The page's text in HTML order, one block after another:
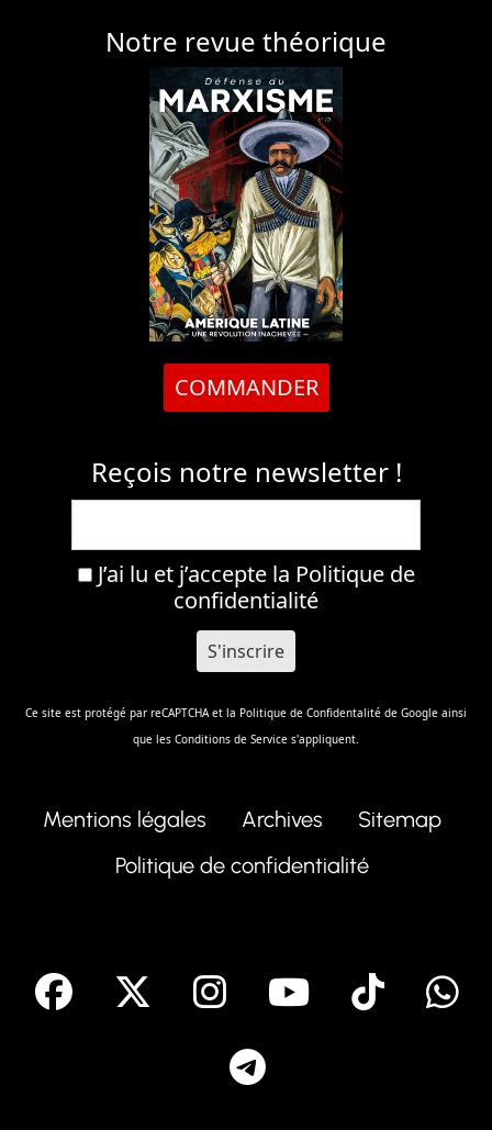
Notre revue théorique
COMMANDER
Reçois notre newsletter !
J’ai lu et j’accepte la Politique de
confidentialité
Ce site est protégé par reCAPTCHA et la Politique de Confidentalité de Google ainsi
que les Conditions de Service s'appliquent.
Mentions légales Archives
Sitemap
Politique de confidentialité
facebook Instagram
Youtube
Tik